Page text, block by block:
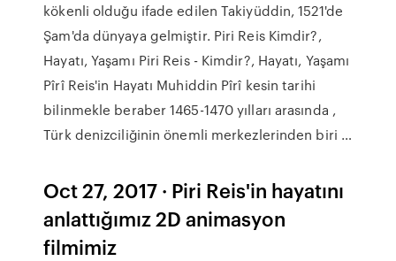
kökenli olduğu ifade edilen Takiyüddin, 1521'de
Şam'da dünyaya gelmiştir. Piri Reis Kimdir?,
Hayatı, Yaşamı Piri Reis - Kimdir?, Hayatı, Yaşamı
Pîrî Reis'in Hayatı Muhiddin Pîrî kesin tarihi
bilinmekle beraber 1465-1470 yılları arasında ,
Türk denizciliğinin önemli merkezlerinden biri …
Oct 27, 2017 · Piri Reis'in hayatını
anlattığımız 2D animasyon
filmimiz